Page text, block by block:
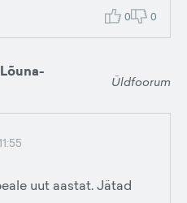
0 0
Üldfoorum
uut aastat. Jätad